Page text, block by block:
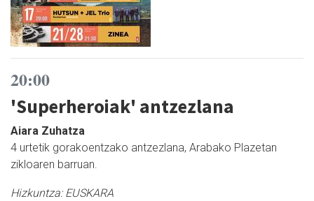
20:00
'Superheroiak' antzezlana
Aiara Zuhatza
4 urtetik gorakoentzako antzezlana, Arabako Plazetan
zikloaren barruan.
Hizkuntza:EUSKARA